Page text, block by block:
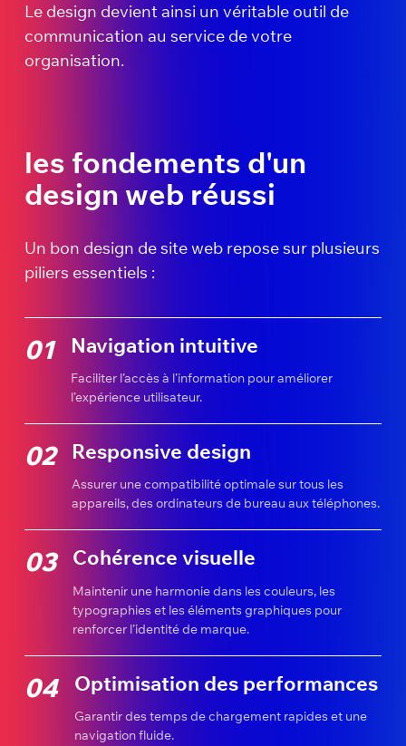
Le design devient ainsi un véritable outil de
communication au service de votre
organisation.
les fondements d'un
design web réussi
Un bon design de site web repose sur plusieurs
piliers essentiels :
Navigation intuitive
Faciliter l’accès à l’information pour améliorer
l’expérience utilisateur.
01
Responsive design
Assurer une compatibilité optimale sur tous les
appareils, des ordinateurs de bureau aux téléphones.
02
Cohérence visuelle
Maintenir une harmonie dans les couleurs, les
typographies et les éléments graphiques pour
renforcer l’identité de marque.
03
Optimisation des performances
Garantir des temps de chargement rapides et une
navigation fluide.
04